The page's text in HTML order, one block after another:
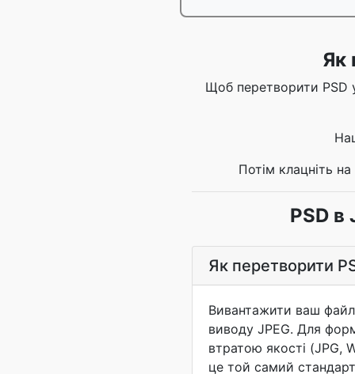
Як
Щоб перетворити PSD
Потім клацніть
PSD в
Як перетворити
Вивантажити ваш
виводу JPEG. Для
втратою якості (JPG,
це той самий